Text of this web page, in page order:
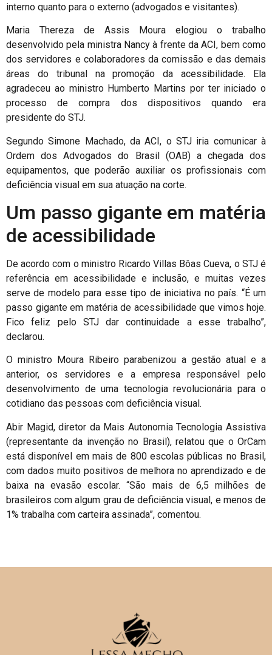
interno quanto para o externo (advogados e visitantes).
Maria Thereza de Assis Moura elogiou o trabalho
desenvolvido pela ministra Nancy à frente da ACI, bem como
dos servidores e colaboradores da comissão e das demais
áreas do tribunal na promoção da acessibilidade. Ela
agradeceu ao ministro Humberto Martins por ter iniciado o
processo de compra dos dispositivos quando era
presidente do STJ.
Segundo Simone Machado, da ACI, o STJ iria comunicar à
Ordem dos Advogados do Brasil (OAB) a chegada dos
equipamentos, que poderão auxiliar os profissionais com
deficiência visual em sua atuação na corte.
Um passo gigante em matéria
de acessibilidade
De acordo com o ministro Ricardo Villas Bôas Cueva, o STJ é
referência em acessibilidade e inclusão, e muitas vezes
serve de modelo para esse tipo de iniciativa no país. “É um
passo gigante em matéria de acessibilidade que vimos hoje.
Fico feliz pelo STJ dar continuidade a esse trabalho”,
declarou.
O ministro Moura Ribeiro parabenizou a gestão atual e a
anterior, os servidores e a empresa responsável pelo
desenvolvimento de uma tecnologia revolucionária para o
cotidiano das pessoas com deficiência visual.
Abir Magid, diretor da Mais Autonomia Tecnologia Assistiva
(representante da invenção no Brasil), relatou que o OrCam
está disponível em mais de 800 escolas públicas no Brasil,
com dados muito positivos de melhora no aprendizado e de
baixa na evasão escolar. “São mais de 6,5 milhões de
brasileiros com algum grau de deficiência visual, e menos de
1% trabalha com carteira assinada”, comentou.